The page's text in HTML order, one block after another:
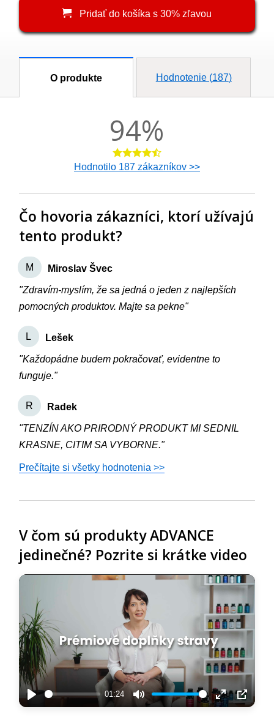
Pridať do košíka s 30% zľavou
O produkte Hodnotenie (187)
94%
Hodnotilo 187zákazníkov >>
Čo hovoria zákazníci, ktorí užívajú
tento produkt?
M Miroslav Švec
"Zdravím-myslím, že sa jedná o jeden z najlepších
pomocných produktov. Majte sa pekne"
L Lešek
"Každopádne budem pokračovať, evidentne to
funguje."
R Radek
"TENZÍN AKO PRIRODNÝ PRODUKT MI SEDNIL
KRASNE, CITIM SA VYBORNE."
Prečítajte si všetky hodnotenia >>
V čom sú produkty ADVANCE
jedinečné? Pozrite si krátke video
Play
01:24
Mute
EnterPIP